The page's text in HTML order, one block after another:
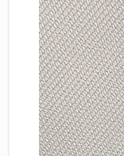
Обои под покраску
Краска